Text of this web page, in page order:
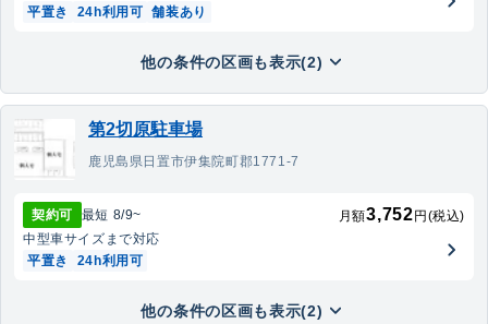
平置き 24h利用可 舗装あり
他の条件の区画も表示(2)
第2切原駐車場
鹿児島県日置市伊集院町郡1771-7
契約可 最短 8/9~ 月額3,752 円(税込)
中型車サイズまで対応
平置き
24h利用可
他の条件の区画も表示(2)